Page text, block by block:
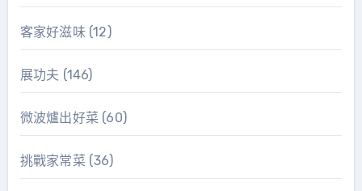
客家好滋味(12)
展功夫 (146)
微波爐出好菜 (60)
挑戰家常菜 (36)